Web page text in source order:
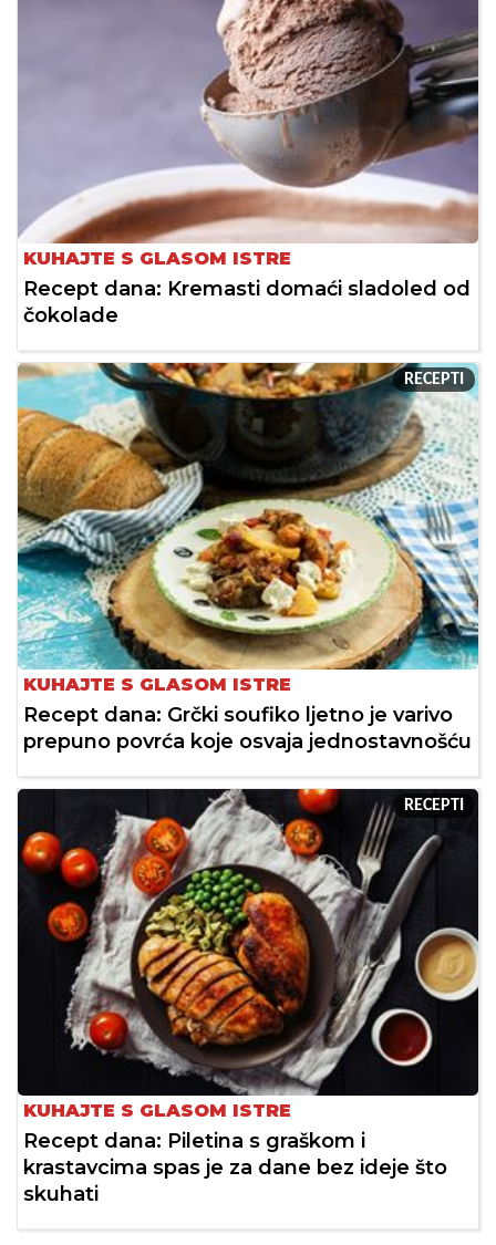
KUHAJTE S GLASOM ISTRE
Recept dana: Kremasti domaći sladoled od
čokolade
RECEPTI
KUHAJTE S GLASOM ISTRE
Recept dana: Grčki soufiko ljetno je varivo
prepuno povrća koje osvaja jednostavnošću
RECEPTI
KUHAJTE S GLASOM ISTRE
Recept dana: Piletina s graškom i
krastavcima spas je za dane bez ideje što
skuhati